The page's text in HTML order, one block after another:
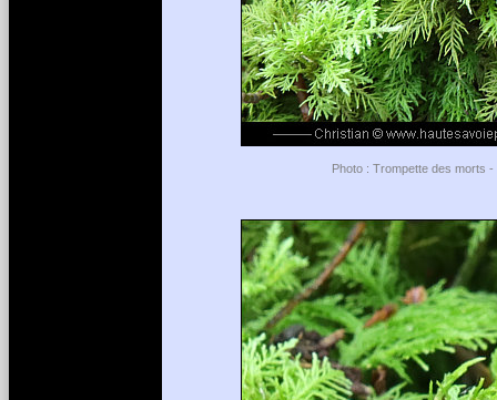
Photo : Trompette des morts